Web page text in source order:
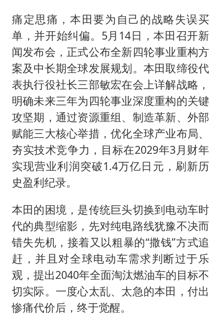
痛定思痛，本田要为自己的战略失误买
单，并开始纠偏。5月14日，本田召开新
闻发布会，正式公布全新四轮事业重构方
案及中长期全球发展规划。本田取缔役代
表执行役社长三部敏宏在会上详解战略，
明确未来三年为四轮事业深度重构的关键
攻坚期，通过资源重组、制造革新、外部
赋能三大核心举措，优化全球产业布局、
夯实技术竞争力，目标在2029年3月财年
实现营业利润突破1.4万亿日元，刷新历
史盈利纪录。
本田的困境，是传统巨头切换到电动车时
代的典型缩影，先对纯电路线犹豫不决而
错失先机，接着又以粗暴的“撒钱”方式追
赶，并且对全球电动车需求判断过于乐
观，提出2040年全面淘汰燃油车的目标不
切实际。一度心太乱、太急的本田，付出
惨痛代价后，终于觉醒。